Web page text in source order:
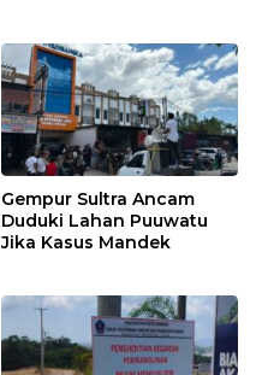
Gempur Sultra Ancam
Duduki Lahan Puuwatu
Jika Kasus Mandek